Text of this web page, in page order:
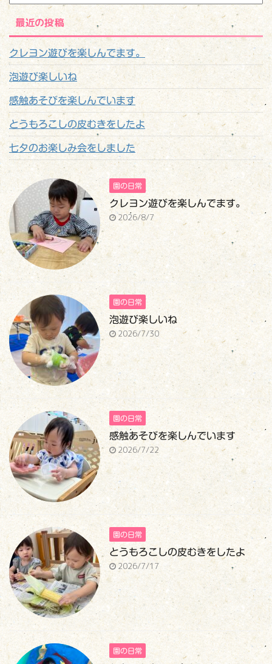
最近の投稿
クレヨン遊びを楽しんでます。
泡遊び楽しいね
感触あそびを楽しんでいます
とうもろこしの皮むきをしたよ
七夕のお楽しみ会をしました
園の日常
クレヨン遊びを楽しんでます。
2026/8/7
園の日常
泡遊び楽しいね
2026/7/30
園の日常
感触あそびを楽しんでいます
2026/7/22
園の日常
とうもろこしの皮むきをしたよ
2026/7/17
園の日常